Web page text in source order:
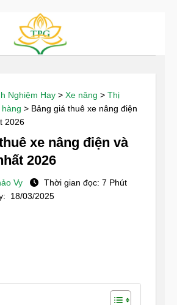
Nghiệm Hay > Xe nâng > Thị
> Bảng giá thuê xe nâng điện
2026
xe nâng điện và
2026
Vy
Thời gian đọc: 7 Phút
18/03/2025